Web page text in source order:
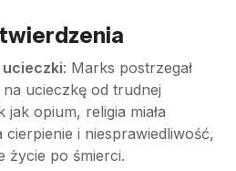
ucieczki: Marks postrzegał
ucieczkę od trudnej
opium, religia miała
i niesprawiedliwość,
życie po śmierci.